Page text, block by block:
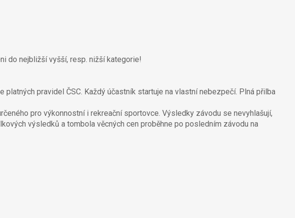
do nejbližší vyšší, resp. nižší kategorie!
pravidel ČSC. Každý účastník startuje na vlastní nebezpečí. Plná přilba
pro výkonnostní i rekreační sportovce. Výsledky závodu se nevyhlašují,
výsledků a tombola věcných cen proběhne po posledním závodu na